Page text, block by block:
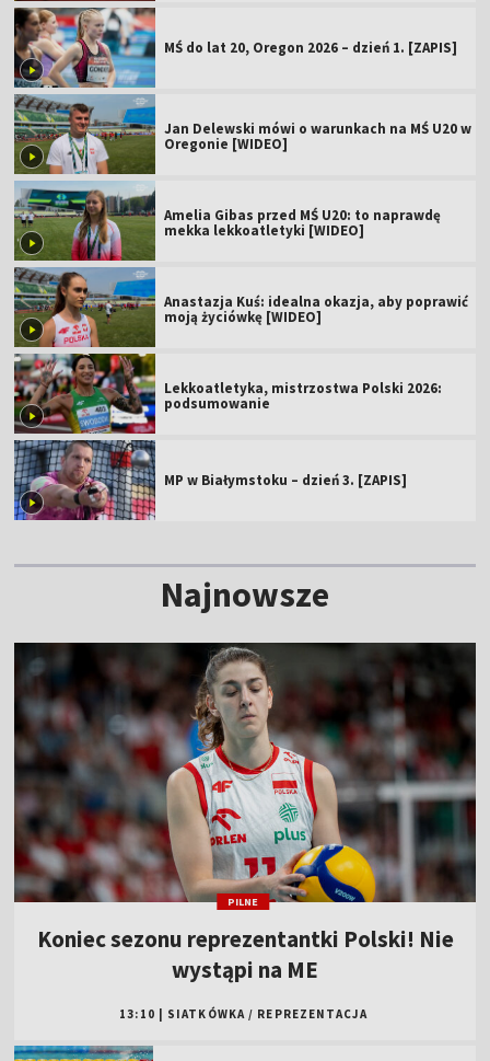
MŚ do lat 20, Oregon 2026 – dzień 1. [ZAPIS]
Jan Delewski mówi o warunkach na MŚ U20 w
Oregonie [WIDEO]
Amelia Gibas przed MŚ U20: to naprawdę
mekka lekkoatletyki [WIDEO]
Anastazja Kuś: idealna okazja, aby poprawić
moją życiówkę [WIDEO]
Lekkoatletyka, mistrzostwa Polski 2026:
podsumowanie
MP w Białymstoku – dzień 3. [ZAPIS]
Najnowsze
PILNE
Koniec sezonu reprezentantki Polski! Nie
wystąpi na ME
13:10 SIATKÓWKA / REPREZENTACJA